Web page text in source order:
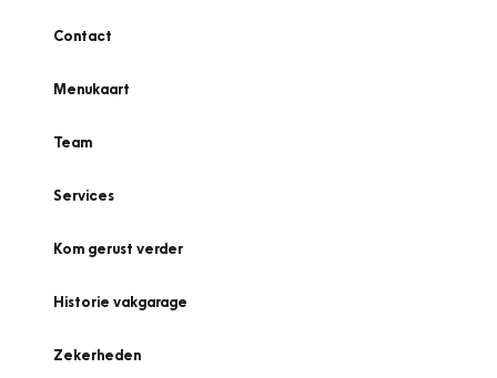
Contact
Menukaart
Team
Services
Kom gerust verder
Historie vakgarage
Zekerheden